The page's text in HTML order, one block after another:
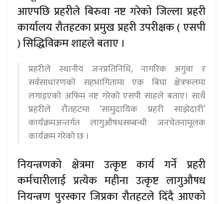
आएपछि प्रहरीले बिरुवा नष्ट गरेको जिल्ला प्रहरी
कार्यालय रौतहटका प्रमुख प्रहरी उपरीक्षक ( एसपी
) सिद्धिविक्रम शाहले बताए ।
प्रहरीले स्थानीय जनप्रतिनिधि, नागरिक अगुवा र
सर्वसाधारणको सहभागितामा एक बिघा क्षेत्रफलमा
लगाइएको अफिम नष्ट गरेको एसपी साहले बताए। साथै
प्रहरीले रौतहटमा ‘सामुदायिक प्रहरी साझेदारी’
कार्यक्रमअन्तर्गत लागुऔषधसम्बन्धी जनचेतनामूलक
कार्यक्रम गरेको छ ।
नियन्त्रणको क्षेत्रमा उत्कृष्ट कार्य गर्ने प्रहरी
कर्मचारीलाई प्रत्येक महीना उत्कृष्ट लागुऔषध
नियन्त्रण पुरस्कार जिप्रका रौतहटले दिँदै आएको